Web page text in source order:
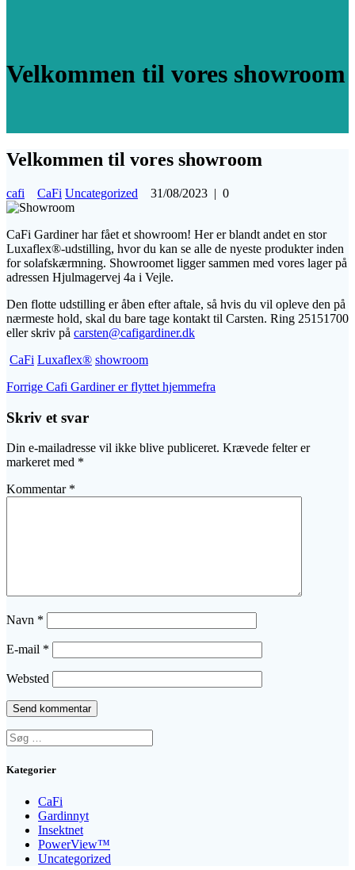
Velkommen til vores showroom
Velkommen til vores showroom
cafi CaFi Uncategorized 31/08/2023 | 0
CaFi Gardiner har fået et showroom! Her er blandt andet en stor
Luxaflex®-udstilling, hvor du kan se alle de nyeste produkter inden
for solafskærmning. Showroomet ligger sammen med vores lager på
adressen Hjulmagervej 4a i Vejle.
Den flotte udstilling er åben efter aftale, så hvis du vil opleve den på
nærmeste hold, skal du bare tage kontakt til Carsten. Ring 25151700
eller skriv på carsten@cafigardiner.dk
CaFi Luxaflex® showroom
Indlægsnavigation
Forrige Forrige
Cafi Gardiner er flyttet hjemmefra
Skriv et svar
Din e-mailadresse vil ikke blive publiceret. Krævede felter er
markeret med *
Kommentar *
Navn *
E-mail *
Websted
Søg
efter:
Kategorier
CaFi
Gardinnyt
Insektnet
PowerView™
Uncategorized